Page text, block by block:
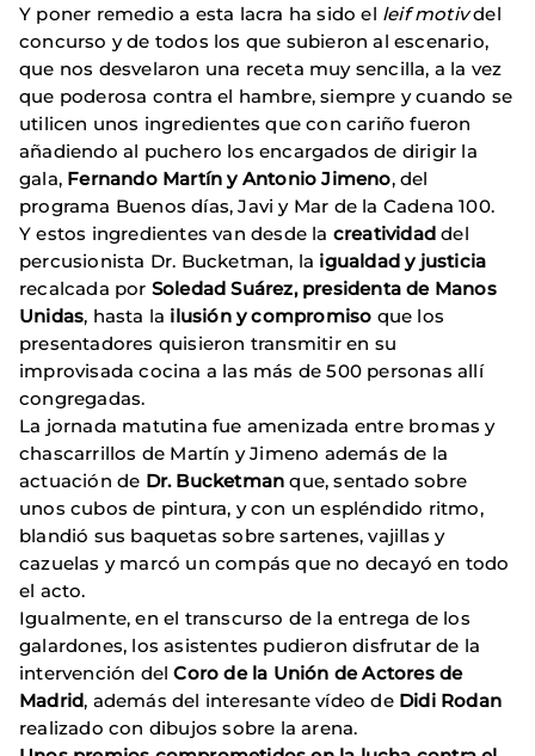
Y poner remedio a esta lacra ha sido el leif motivdel
concurso y de todos los que subieron al escenario,
que nos desvelaron una receta muy sencilla, a la vez
que poderosa contra el hambre, siempre y cuando se
utilicen unos ingredientes que con cariño fueron
añadiendo al puchero los encargados de dirigir la
gala, Fernando Martín y Antonio Jimeno, del
programa Buenos días, Javi y Mar de la Cadena 100.
Y estos ingredientes van desde la creatividad del
percusionista Dr. Bucketman, la igualdad y justicia
recalcada por Soledad Suárez, presidenta de Manos
Unidas, hasta la ilusión y compromiso que los
presentadores quisieron transmitir en su
improvisada cocina a las más de 500 personas allí
congregadas.
La jornada matutina fue amenizada entre bromas y
chascarrillos de Martín y Jimeno además de la
actuación de Dr. Bucketman que, sentado sobre
unos cubos de pintura, y con un espléndido ritmo,
blandió sus baquetas sobre sartenes, vajillas y
cazuelas y marcó un compás que no decayó en todo
el acto.
Igualmente, en el transcurso de la entrega de los
galardones, los asistentes pudieron disfrutar de la
intervención delCoro de la Unión de Actores de
Madrid, además del interesante vídeo de Didi Rodan
realizado con dibujos sobre la arena.